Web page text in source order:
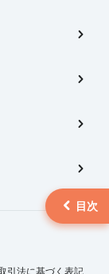
引法に基づく表記